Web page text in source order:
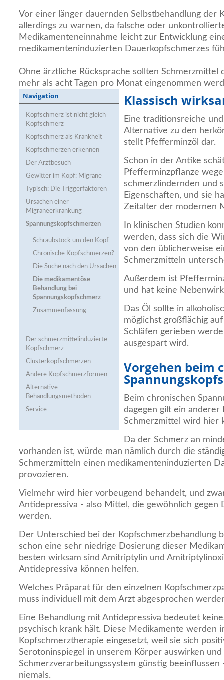
Vor einer länger dauernden Selbstbehandlung der
allerdings zu warnen, da falsche oder
Medikamenteneinnahme leicht zur Entwicklung
medikamenteninduzierten Dauerkopfschmerzes
Ohne ärztliche Rücksprache sollten Schmerzmittel
mehr als acht Tagen pro Monat eingenommen
Navigation
Kopfschmerz ist nicht gleich
Kopfschmerz
Kopfschmerz als Krankheit
Kopfschmerzen erkennen
Der Arztbesuch
Gewitter im Kopf: Migräne
Typisch: Die Triggerfaktoren
Ursachen einer
Migräneerkrankung
Spannungskopfschmerzen
Schraubstock um den Kopf
Chronische Kopfschmerzen?
Die Suche nach den Ursachen
Die medikamentöse
Behandlung bei
Spannungskopfschmerz
Zusammenfassung
Der schmerzmittel­induzierte
Kopfschmerz
Clusterkopfschmerzen
Andere Kopfschmerzformen
Alternative
Behandlungsmethoden
Service
Klassisch
Eine traditionsreiche
Alternative zu den
stellt Pfefferminzöl dar.
Schon in der Antike
Pfefferminzpflanze
schmerzlindernden und
Eigenschaften, und sie
Zeitalter der modernen
In klinischen Studien
werden, dass sich die
von den üblicherweise
Schmerzmitteln
Außerdem ist
und hat keine
Das Öl sollte in
möglichst großflächig
Schläfen gerieben
ausgespart wird.
Vorgehen beim
Beim chronischen
dagegen gilt ein anderer
Schmerzmittel wird hier
Da der Schmerz an
vorhanden ist, würde man nämlich durch die
Schmerzmitteln einen medikamenteninduzierten
provozieren.
Vielmehr wird hier vorbeugend behandelt, und
Antidepressiva - also Mittel, die gewöhnlich gegen
werden.
Der Unterschied bei der Kopfschmerzbehandlung
schon eine sehr niedrige Dosierung dieser
besten wirksam sind Amitriptylin und
Antidepressiva können helfen.
Welches Präparat für den einzelnen
muss individuell mit dem Arzt abgesprochen
Eine Behandlung mit Antidepressiva bedeutet
psychisch krank hält. Diese Medikamente werden
Kopfschmerztherapie eingesetzt, weil sie sich
Serotoninspiegel in unserem Körper auswirken und
Schmerzverarbeitungssystem günstig beeinflussen
niemals.